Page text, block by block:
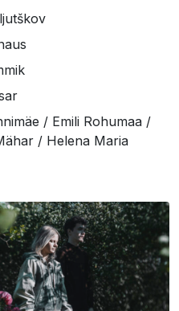
/ Emili Rohumaa /
/ Helena Maria